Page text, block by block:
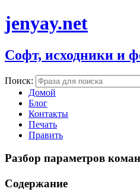
jenyay.net
Софт, исходники и
Поиск:
Домой
Блог
Контакты
Печать
Править
Разбор параметров
Содержание